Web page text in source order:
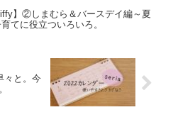
】②しまむら＆バースデイ編～夏
てに役立ついろいろ。
々と。今